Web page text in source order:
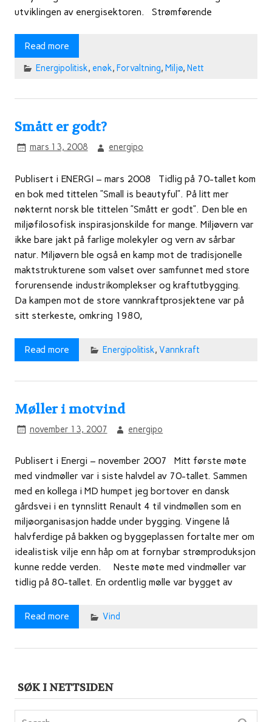
utviklingen av energisektoren. Strømførende
Read more
Energipolitisk, enøk, Forvaltning, Miljø, Nett
Smått er godt?
mars 13, 2008 energipo
Publisert i ENERGI – mars 2008 Tidlig på 70-tallet kom
en bok med tittelen ”Small is beautyful”. På litt mer
nøkternt norsk ble tittelen ”Smått er godt”. Den ble en
miljøfilosofisk inspirasjonskilde for mange. Miljøvern var
ikke bare jakt på farlige molekyler og vern av sårbar
natur. Miljøvern ble også en kamp mot de tradisjonelle
maktstrukturene som valset over samfunnet med store
forurensende industrikomplekser og kraftutbygging.
Da kampen mot de store vannkraftprosjektene var på
sitt sterkeste, omkring 1980,
Read more Energipolitisk, Vannkraft
Møller i motvind
november 13, 2007 energipo
Publisert i Energi – november 2007 Mitt første møte
med vindmøller var i siste halvdel av 70-tallet. Sammen
med en kollega i MD humpet jeg bortover en dansk
gårdsvei i en tynnslitt Renault 4 til vindmøllen som en
miljøorganisasjon hadde under bygging. Vingene lå
halvferdige på bakken og byggeplassen fortalte mer om
idealistisk vilje enn håp om at fornybar strømproduksjon
kunne redde verden. Neste møte med vindmøller var
tidlig på 80-tallet. En ordentlig mølle var bygget av
Read more Vind
SØK I NETTSIDEN